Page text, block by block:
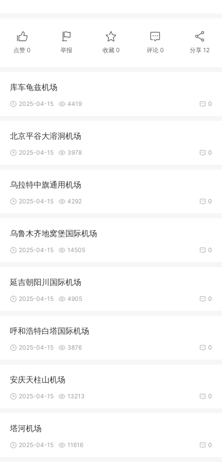
点赞0 举报 收藏 0 评论0 分享12
库车龟兹机场
0
2025-04-15 4419
北京平谷大溶洞机场
0
2025-04-15 3978
乌拉特中旗通用机场
0
2025-04-15 4292
乌鲁木齐地窝堡国际机场
0
2025-04-15 14505
延吉朝阳川国际机场
0
2025-04-15 4905
呼和浩特白塔国际机场
0
2025-04-15 3876
安庆天柱山机场
0
2025-04-15 13213
塔河机场
0
2025-04-15 11616